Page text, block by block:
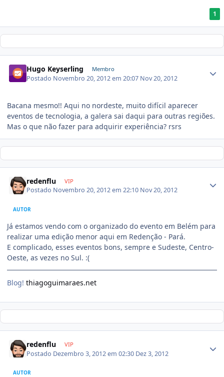
1
Hugo Keyserling Membro
Postado Novembro 20, 2012 em 20:07 Nov 20, 2012
Bacana mesmo!! Aqui no nordeste, muito difícil aparecer
eventos de tecnologia, a galera sai daqui para outras regiões.
Mas o que não fazer para adquirir experiência? rsrs
redenflu VIP
Postado Novembro 20, 2012 em 22:10 Nov 20, 2012
AUTOR
Já estamos vendo com o organizado do evento em Belém para
realizar uma edição menor aqui em Redenção - Pará.
E complicado, esses eventos bons, sempre e Sudeste, Centro-
Oeste, as vezes no Sul. :(
Blog! thiagoguimaraes.net
redenflu VIP
Postado Dezembro 3, 2012 em 02:30 Dez 3, 2012
AUTOR